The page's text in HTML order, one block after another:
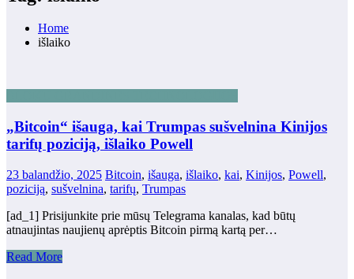
Home
išlaiko
„Bitcoin“ išauga, kai Trumpas sušvelnina Kinijos
tarifų poziciją, išlaiko Powell
23 balandžio, 2025 Bitcoin, išauga, išlaiko, kai, Kinijos, Powell,
poziciją, sušvelnina, tarifų, Trumpas
[ad_1] Prisijunkite prie mūsų Telegrama kanalas, kad būtų
atnaujintas naujienų aprėptis Bitcoin pirmą kartą per…
Read More